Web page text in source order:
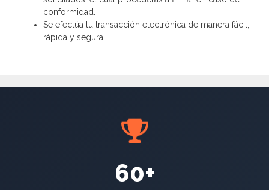
conformidad.
Se efectúa tu transacción electrónica de manera fácil,
rápida y segura.
60+